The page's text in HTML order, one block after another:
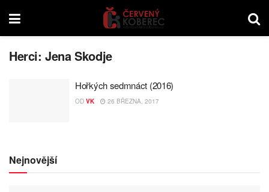
Herci:Jena Skodje
Hořkých sedmnáct (2016)
OD VK 26 BŘEZNA, 2017
Nejnovější